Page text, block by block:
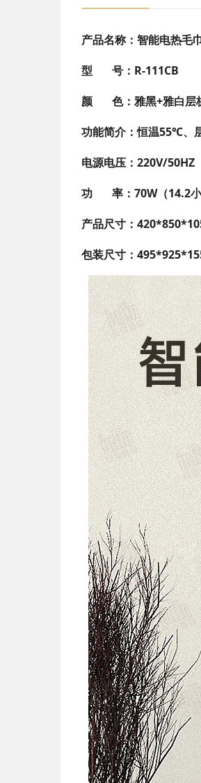
产品名称：智能电热毛
型 号：R-111CB
颜 色：雅黑+雅白层
功能简介：恒温
电源电压：220V/50HZ
功 率：70W（14.2小
产品尺寸：
包装尺寸：